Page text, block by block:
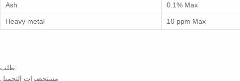
Ash 0.1% Max
Heavy metal 10 ppm Max
طلب:
مستحضرات التجميل